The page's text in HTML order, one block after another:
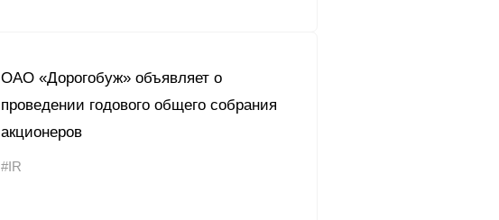
ОАО «Дорогобуж» объявляет о
проведении годового общего собрания
акционеров
#IR